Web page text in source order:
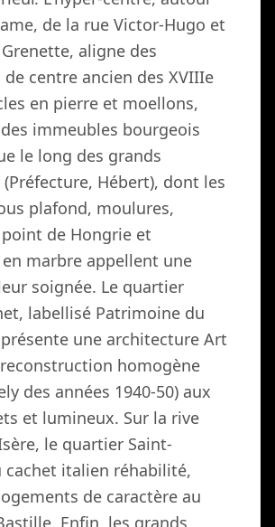
de la rue Victor-Hugo et
aligne des
centre ancien des XVIIIe
en pierre et moellons,
immeubles bourgeois
le long des grands
Hébert), dont les
plafond, moulures,
de Hongrie et
marbre appellent une
soignée. Le quartier
labellisé Patrimoine du
une architecture Art
homogène
des années 1940-50) aux
et lumineux. Sur la rive
le quartier Saint-
cachet italien réhabilité,
de caractère au